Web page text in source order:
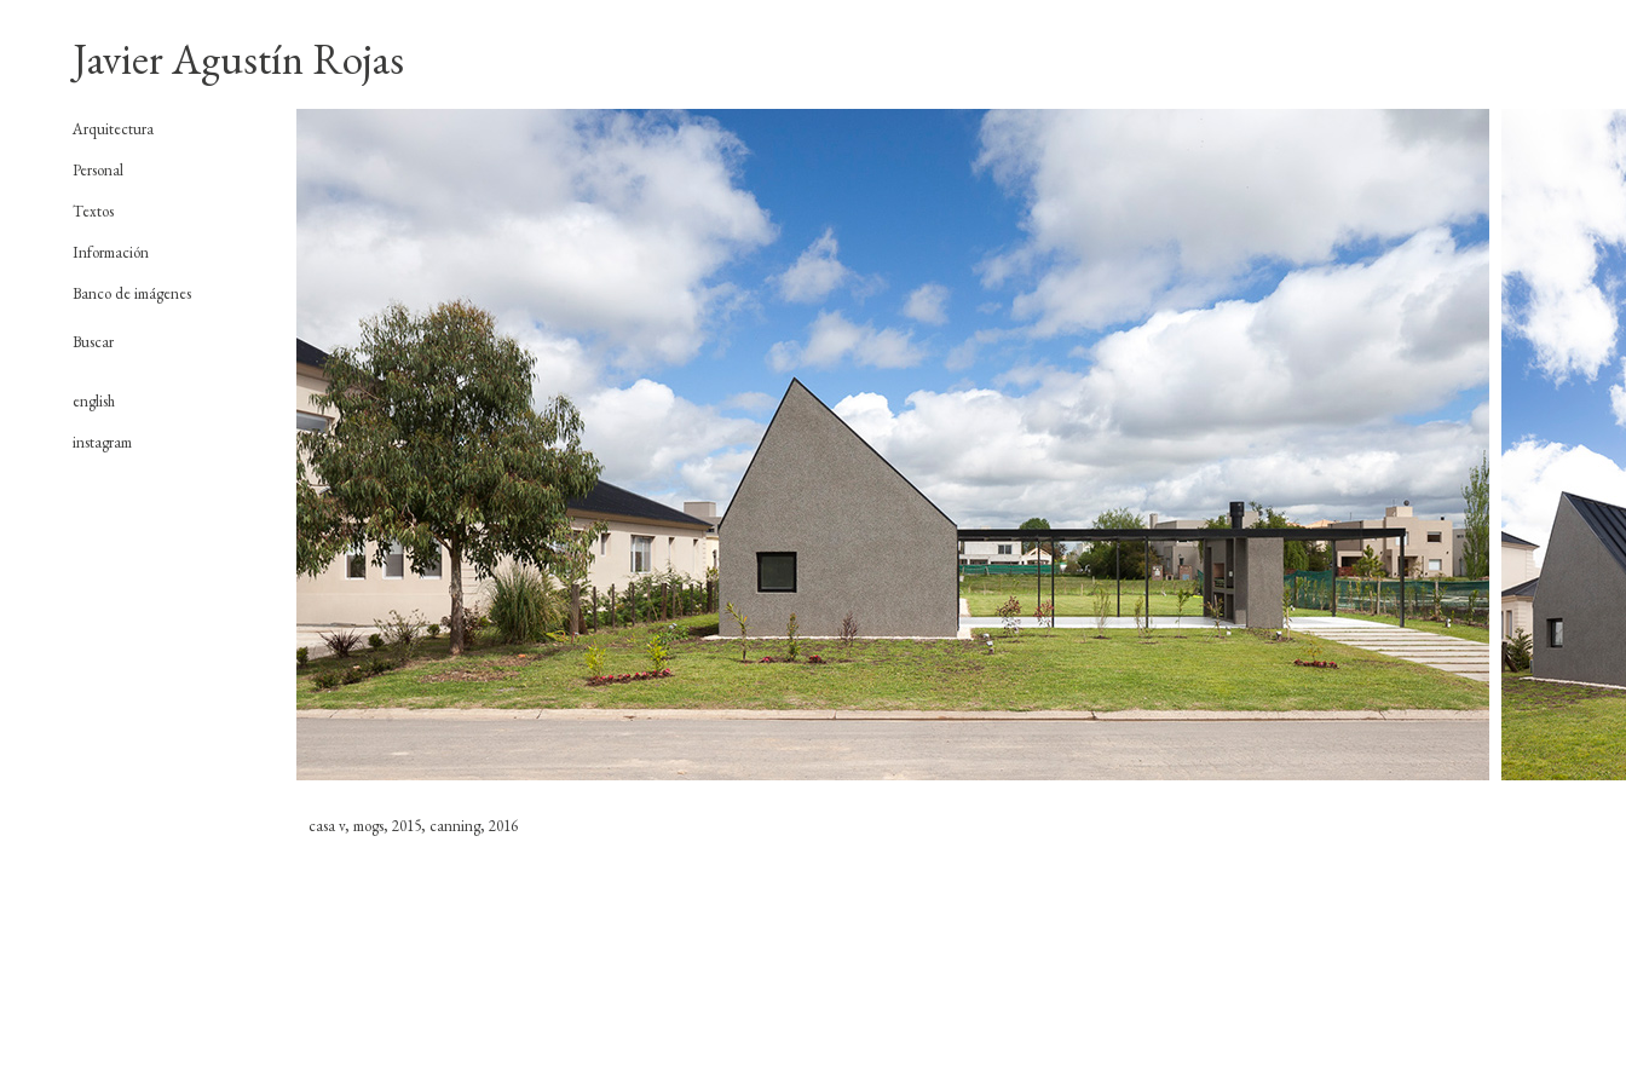
Javier Agustín Rojas
Arquitectura
Personal
Textos
Información
Banco de imágenes
english
instagram
casa v, mogs, 2015, canning, 2016